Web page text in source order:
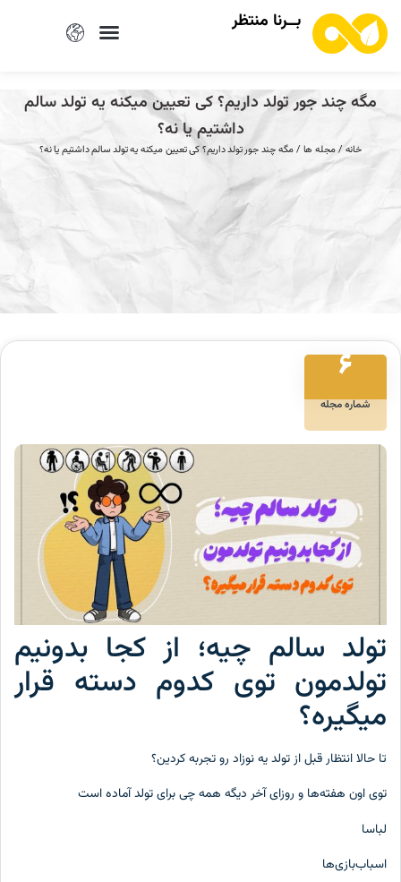
بــرنا منتظر
مگه چند جور تولد داریم؟ کی تعیین میکنه یه تولد سالم
داشتیم یا نه؟
خانه /مجله ها / مگه چند جور تولد داریم؟ کی تعیین میکنه یه تولد سالم داشتیم یا نه؟
6
شماره مجله
تولد سالم چیه؛ از کجا بدونیم
تولدمون توی کدوم دسته قرار
میگیره؟
تا حالا انتظار قبل از تولد یه نوزاد رو تجربه کردین؟
توی اون هفته‌ها و روزای آخر دیگه همه چی برای تولد آماده است
لباسا
اسباب‌بازی‌ها